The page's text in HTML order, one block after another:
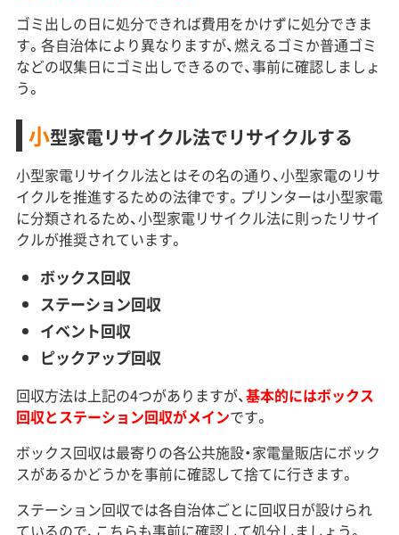
ゴミ出しの日に処分できれば費用をかけずに処分できま
す。各自治体により異なりますが、燃えるゴミか普通ゴミ
などの収集日にゴミ出しできるので、事前に確認しましょ
う。
小型家電リサイクル法でリサイクルする
小型家電リサイクル法とはその名の通り、小型家電のリサ
イクルを推進するための法律です。プリンターは小型家電
に分類されるため、小型家電リサイクル法に則ったリサイ
クルが推奨されています。
ボックス回収
ステーション回収
イベント回収
ピックアップ回収
回収方法は上記の4つがありますが、基本的にはボックス
回収とステーション回収がメインです。
ボックス回収は最寄りの各公共施設・家電量販店にボック
スがあるかどうかを事前に確認して捨てに行きます。
ステーション回収では各自治体ごとに回収日が設けられ
ているので、こちらも事前に確認して処分しましょう。